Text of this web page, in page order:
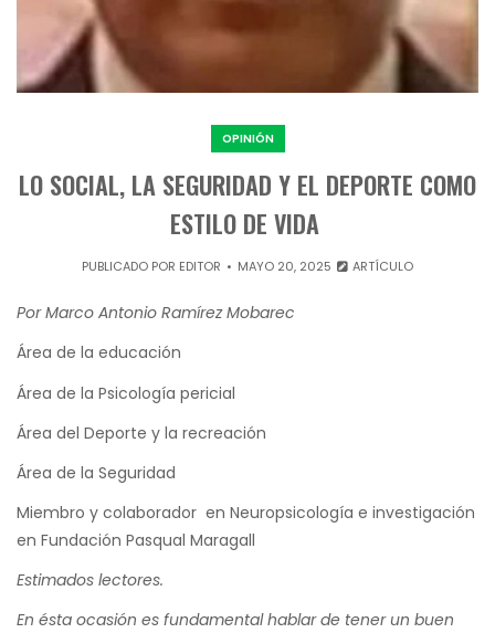
OPINIÓN
LO SOCIAL, LA SEGURIDAD Y EL DEPORTE COMO
ESTILO DE VIDA
PUBLICADO POR EDITOR MAYO 20, 2025 ARTÍCULO
Por Marco Antonio Ramírez Mobarec
Área de la educación
Área de la Psicología pericial
Área del Deporte y la recreación
Área de la Seguridad
Miembro y colaborador en Neuropsicología e investigación
en Fundación Pasqual Maragall
Estimados lectores.
En ésta ocasión es fundamental hablar de tener un buen